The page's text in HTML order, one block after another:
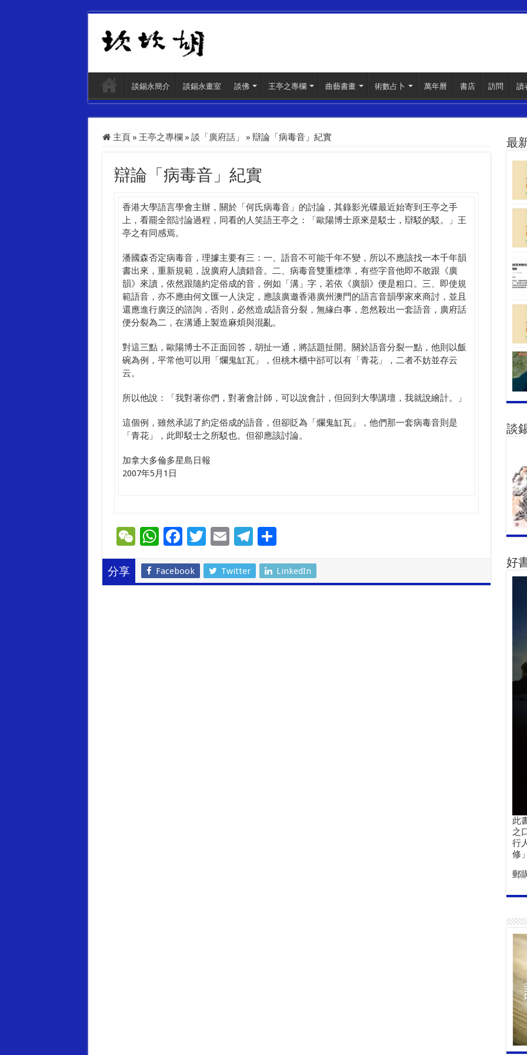
談錫永簡介 談錫永畫室 談佛 王亭之專欄 曲藝書畫 術數占卜 萬年曆 書店 訪問 讀
主頁 » 王亭之專欄 » 談「廣府話」 » 辯論「病毒音」紀實
辯論「病毒音」紀實
香港大學語言學會主辦，關於「何氏病毒音」的討論，其錄影光碟最近始寄到王亭之手
上，看罷全部討論過程，同看的人笑語王亭之：「歐陽博士原來是駁士，辯駁的駁。」王
亭之有同感焉。
潘國森否定病毒音，理據主要有三：一、語音不可能千年不變，所以不應該找一本千年韻
書出來，重新規範，說廣府人讀錯音。二、病毒音雙重標準，有些字音他即不敢跟《廣
韻》來讀，依然跟隨約定俗成的音，例如「溝」字，若依《廣韻》便是粗口。三、即使規
範語音，亦不應由何文匯一人決定，應該廣邀香港廣州澳門的語言音韻學家來商討，並且
還應進行廣泛的諮詢，否則，必然造成語音分裂，無緣白事，忽然殺出一套語音，廣府話
便分裂為二，在溝通上製造麻煩與混亂。
對這三點，歐陽博士不正面回答，胡扯一通，將話題扯開。關於語音分裂一點，他則以飯
碗為例，平常他可以用「爛鬼缸瓦」，但桃木櫃中郤可以有「青花」，二者不妨並存云
云。
所以他說：「我對著你們，對著會計師，可以說會計，但回到大學講壇，我就說繪計。」
這個例，雖然承認了約定俗成的語音，但卻貶為「爛鬼缸瓦」，他們那一套病毒音則是
「青花」，此即駁士之所駁也。但卻應該討論。
加拿大多倫多星島日報
2007年5月1日
W
e
C
h
W
at
sA
F
e
b
T
tt
er
E
ai
l
T
e
gr
S
ar
e
分享 Facebook Twitter LinkedIn
最
談
好
此
之
行
修
郵